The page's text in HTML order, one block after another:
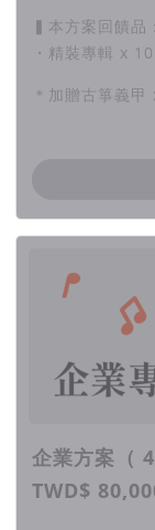
►劃 ｜ とどめの
兩廳院演奏會
現代箏樂作品音樂會
▍本方案回饋品：
・精裝專輯 x
＊加贈古箏義甲
企業方案（
TWD$